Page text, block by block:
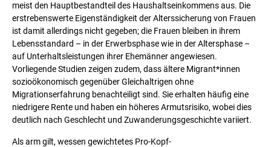
meist den Hauptbestandteil des Haushaltseinkommens aus. Die
erstrebenswerte Eigenständigkeit der Alterssicherung von Frauen
ist damit allerdings nicht gegeben; die Frauen bleiben in ihrem
Lebensstandard – in der Erwerbsphase wie in der Altersphase –
auf Unterhaltsleistungen ihrer Ehemänner angewiesen.
Vorliegende Studien zeigen zudem, dass ältere Migrant*innen
sozioökonomisch gegenüber Gleichaltrigen ohne
Migrationserfahrung benachteiligt sind. Sie erhalten häufig eine
niedrigere Rente und haben ein höheres Armutsrisiko, wobei dies
deutlich nach Geschlecht und Zuwanderungsgeschichte variiert.
Als arm gilt, wessen gewichtetes Pro-Kopf-